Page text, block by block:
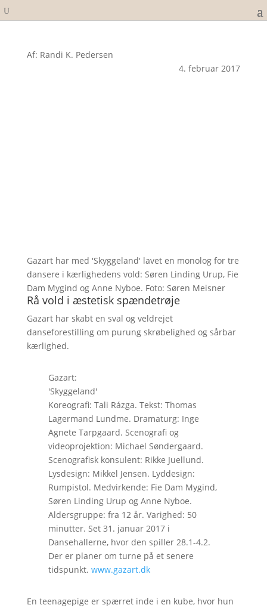
Af: Randi K. Pedersen
4. februar 2017
Gazart har med 'Skyggeland' lavet en monolog for tre
dansere i kærlighedens vold: Søren Linding Urup, Fie
Dam Mygind og Anne Nyboe. Foto: Søren Meisner
Rå vold i æstetisk spændetrøje
Gazart har skabt en sval og veldrejet
danseforestilling om purung skrøbelighed og sårbar
kærlighed.
Gazart:
'Skyggeland'
Koreografi: Tali Rázga. Tekst: Thomas
Lagermand Lundme. Dramaturg: Inge
Agnete Tarpgaard. Scenografi og
videoprojektion: Michael Søndergaard.
Scenografisk konsulent: Rikke Juellund.
Lysdesign: Mikkel Jensen. Lyddesign:
Rumpistol. Medvirkende: Fie Dam Mygind,
Søren Linding Urup og Anne Nyboe.
Aldersgruppe: fra 12 år. Varighed: 50
minutter. Set 31. januar 2017 i
Dansehallerne, hvor den spiller 28.1-4.2.
Der er planer om turne på et senere
tidspunkt. www.gazart.dk
En teenagepige er spærret inde i en kube, hvor hun